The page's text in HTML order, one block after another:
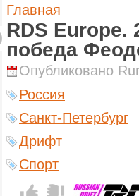
Главная
RDS Europe.
победа
Опубликовано
Россия
Санкт-Петербург
Дрифт
Спорт
Голос за!Голос